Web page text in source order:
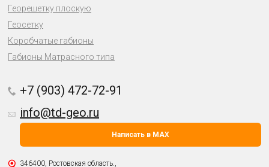
Георешетку плоскую
Геосетку
Коробчатые габионы
Габионы Матрасного типа
+7 (903) 472-72-91
info@td-geo.ru
Написать в MAX
346400, Ростовская область.,